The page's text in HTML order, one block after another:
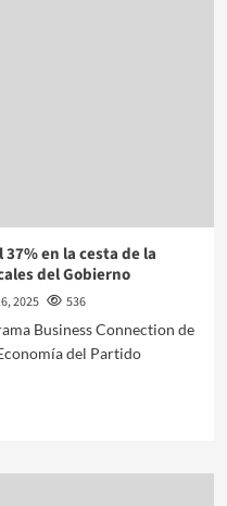
en la cesta de la
del Gobierno
2025
536
Business Connection de
del Partido